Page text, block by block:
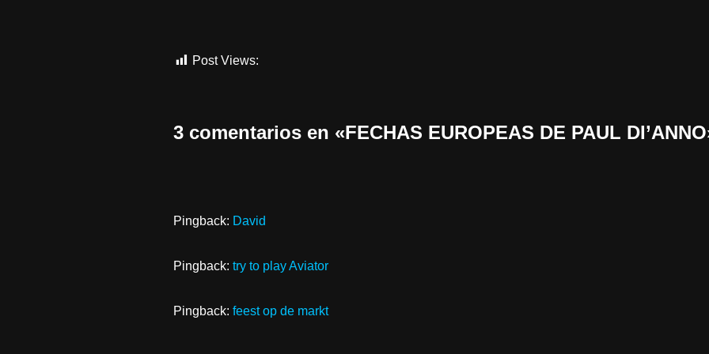
Post Views:
3 comentarios en «FECHAS EUROPEAS DE PAUL
Pingback: David
Pingback: try to play Aviator
Pingback: feest op de markt